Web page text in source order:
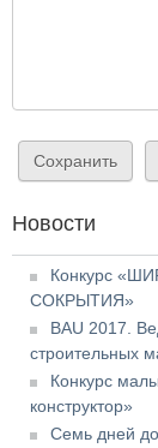
Новости
Конкурс
СОКРЫТИЯ»
BAU 2017.
строительных
Конкурс
конструктор»
Семь дней